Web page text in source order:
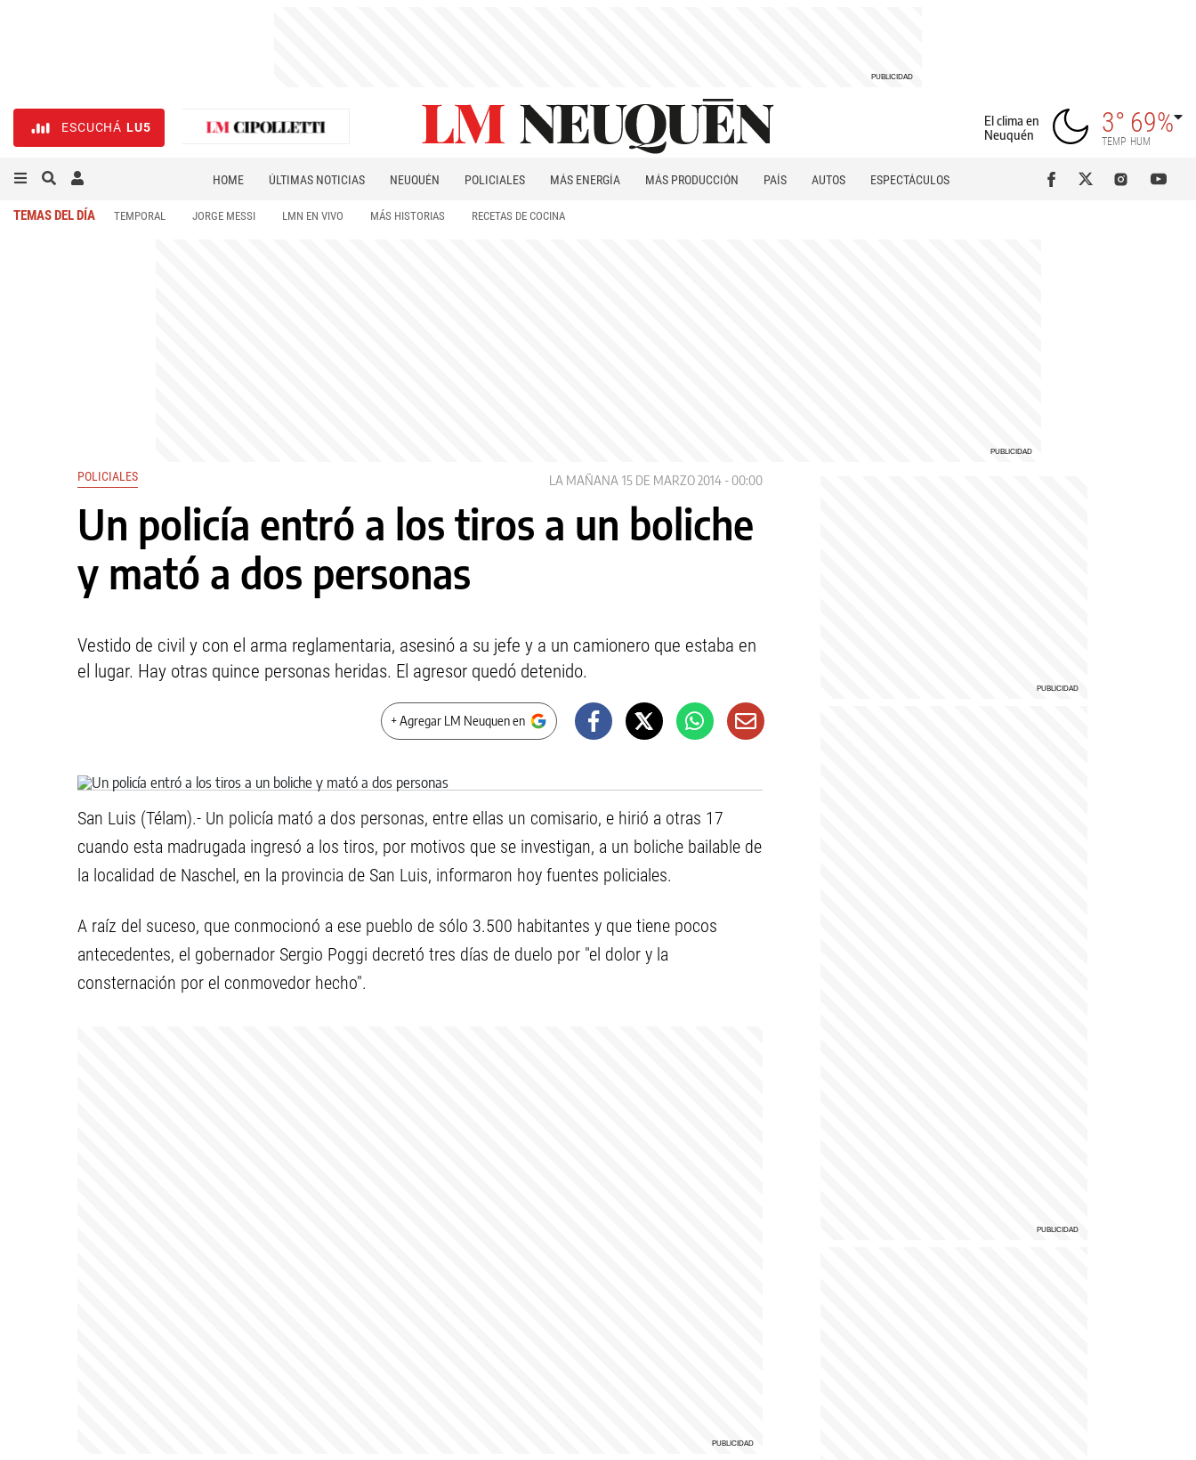
ESCUCHÁ LU5
El clima en
Neuquén
3°
TEMP
69%
HUM
HOME ÚLTIMAS NOTICIAS NEUQUÉN POLICIALES MÁS ENERGÍA MÁS PRODUCCIÓN PAÍS AUTOS
ESPECTÁCULOS
TEMAS DEL DÍA TEMPORAL JORGE MESSI LMN EN VIVO MÁS HISTORIAS RECETAS DE COCINA
POLICIALES LA MAÑANA 15 DE MARZO 2014 - 00:00
Un policía entró a los tiros a un boliche
y mató a dos personas
Vestido de civil y con el arma reglamentaria, asesinó a su jefe y a un camionero que estaba en
el lugar. Hay otras quince personas heridas. El agresor quedó detenido.
+ Agregar LM Neuquen en
San Luis (Télam).- Un policía mató a dos personas, entre ellas un comisario, e hirió a otras 17
cuando esta madrugada ingresó a los tiros, por motivos que se investigan, a un boliche bailable de
la localidad de Naschel, en la provincia de San Luis, informaron hoy fuentes policiales.
A raíz del suceso, que conmocionó a ese pueblo de sólo 3.500 habitantes y que tiene pocos
antecedentes, el gobernador Sergio Poggi decretó tres días de duelo por "el dolor y la
consternación por el conmovedor hecho".